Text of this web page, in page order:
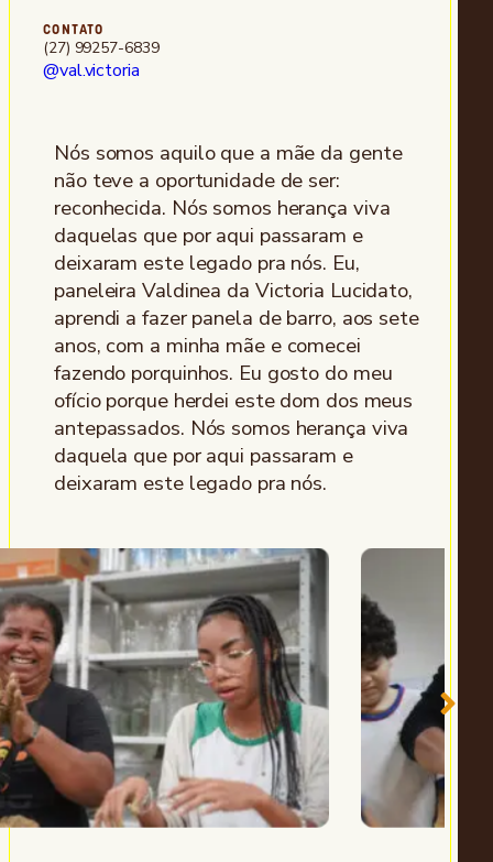
CONTATO
(27) 99257-6839
@val.victoria
Nós somos aquilo que a mãe da gente
não teve a oportunidade de ser:
reconhecida. Nós somos herança viva
daquelas que por aqui passaram e
deixaram este legado pra nós. Eu,
paneleira Valdinea da Victoria Lucidato,
aprendi a fazer panela de barro, aos sete
anos, com a minha mãe e comecei
fazendo porquinhos. Eu gosto do meu
ofício porque herdei este dom dos meus
antepassados. Nós somos herança viva
daquela que por aqui passaram e
deixaram este legado pra nós.